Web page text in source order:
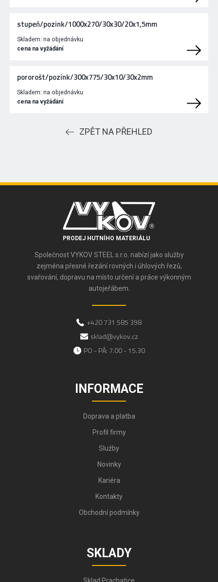
stupeň/pozink/1000x270/30x30/20x1,5mm
Skladem: na objednávku
cena na vyžádání
pororošt/pozink/300x775/30x10/30x2mm
Skladem: na objednávku
cena na vyžádání
ZPĚT NA PŘEHLED
PRODEJ HUTNÍHO MATERIÁLU
Společnost VYKOV STEEL s.r.o. nabízí jako služby
zejména přesné řezání rovných i úhlových řezů,
svařování, dopravu na místo určení a práce výkonným
autojeřábem.
+420 731 585 398
sklad@vykov.cz
PO - PÁ: 7.00 - 15.30
INFORMACE
Doprava a platba
Profil firmy
Služby
Novinky
Kariéra
Kontakty
Obchodní podmínky
SKLADY